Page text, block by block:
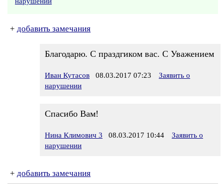
+ добавить замечания
Благодарю. С праздгиком вас. С Уважением
Иван Кутасов 08.03.2017 07:23
Заявить о
нарушении
Спасибо Вам!
Нина Климович 3 08.03.2017 10:44
Заявить о
нарушении
+ добавить замечания